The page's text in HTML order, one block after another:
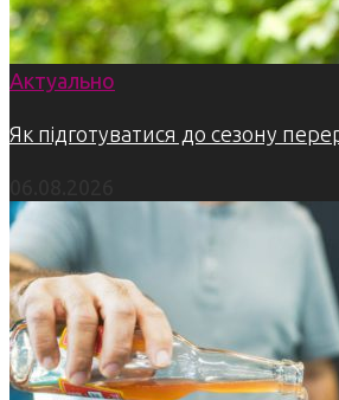
Актуально
Як підготуватися до сезону